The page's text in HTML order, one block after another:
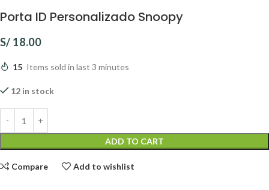
Porta ID Personalizado Snoopy
S/ 18.00
15 Items sold in last 3 minutes
12 in stock
ADD TO CART
Compare Add to wishlist